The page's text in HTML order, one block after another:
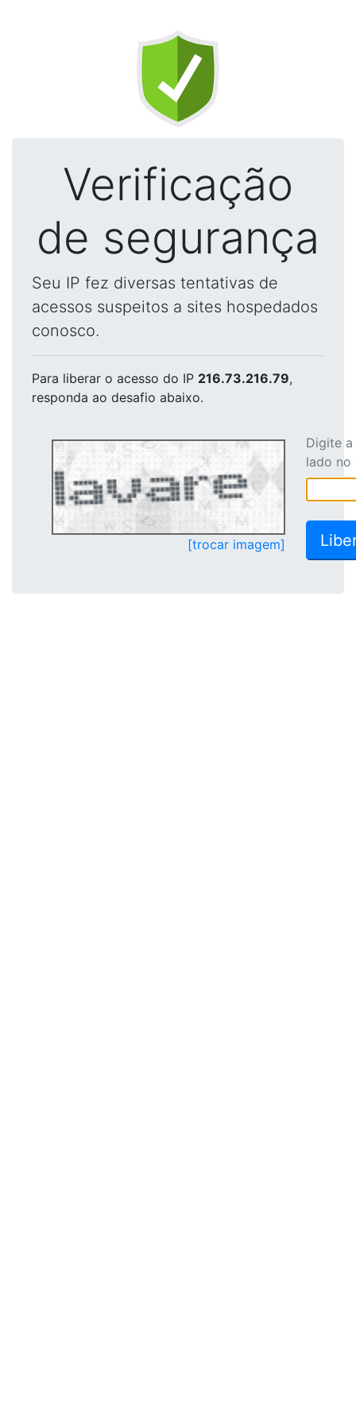
Verificação
de segurança
Seu IP fez diversas tentativas de
acessos suspeitos a sites hospedados
conosco.
Para liberar o acesso do IP 216.73.216.79,
responda ao desafio abaixo.
[trocar imagem]
Digite
lado no